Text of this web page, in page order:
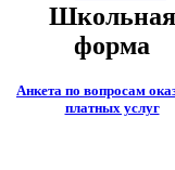
Школьная
форма
Анкета по вопросам
платных услуг